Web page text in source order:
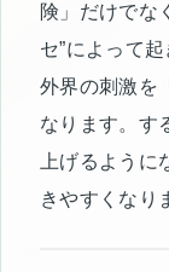
険」だけでな
セ”によって
外界の刺激を
なります。す
上げるように
きやすくなり